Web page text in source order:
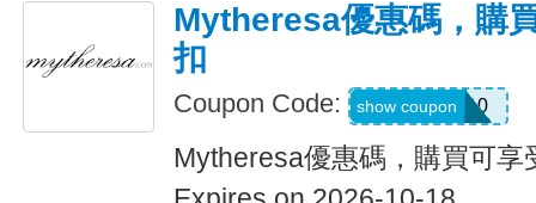
Mytheresa優惠碼，購
扣
Coupon Code: MYEXTRA10
show coupon
Mytheresa優惠碼，購買可享